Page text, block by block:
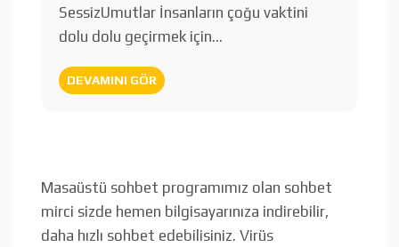
SessizUmutlar İnsanların çoğu vaktini
dolu dolu geçirmek için…
DEVAMINI GÖR
Masaüstü sohbet programımız olan sohbet
mirci sizde hemen bilgisayarınıza indirebilir,
daha hızlı sohbet edebilisiniz. Virüs